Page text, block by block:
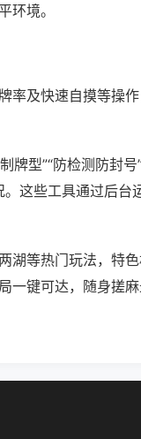
环境。
及快速自摸等操作
牌型”“防检测防封号
。这些工具通过后台
湖等热门玩法，特
一键可达，随身搓